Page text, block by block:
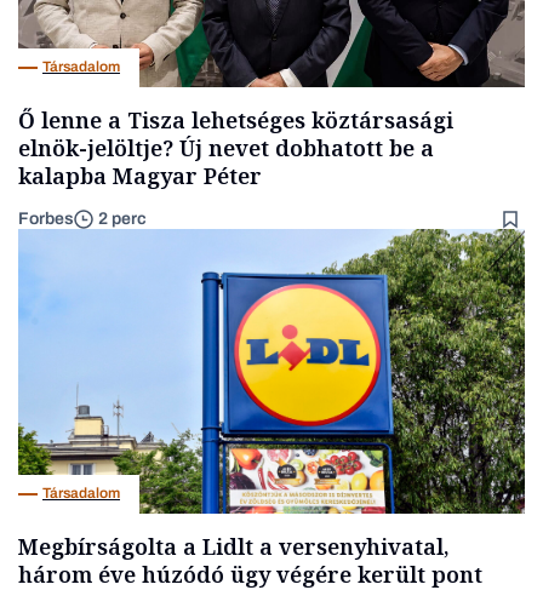
Társadalom
Ő lenne a Tisza lehetséges köztársasági
elnök-jelöltje? Új nevet dobhatott be a
kalapba Magyar Péter
Forbes 2 perc
Társadalom
Megbírságolta a Lidlt a versenyhivatal,
három éve húzódó ügy végére került pont